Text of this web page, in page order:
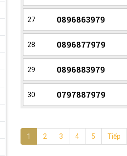
27 0896863979
28 0896877979
29 0896883979
30 0797887979
1 2 3 4 5 Tiếp